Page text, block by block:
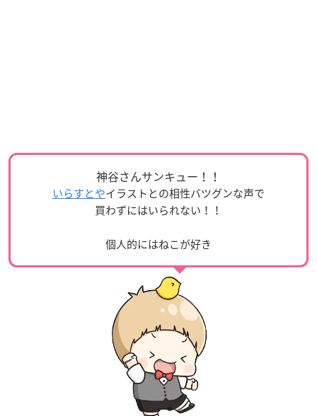
神谷さんサンキュー！！
いらすとやイラストとの相性バツグンな声で
買わずにはいられない！！
個人的にはねこが好き